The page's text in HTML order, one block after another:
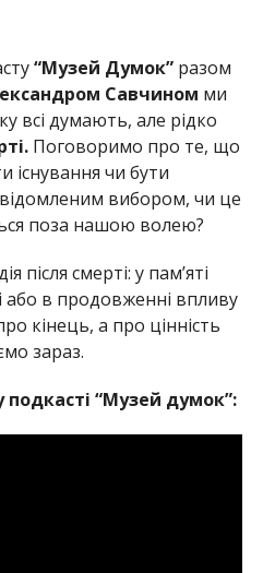
“Музей Думок” разом
Савчином ми
всі думають, але рідко
Поговоримо про те, що
чи бути
вибором, чи це
поза нашою волею?
після смерті: у пам’яті
або в продовженні впливу
кінець, а про цінність
зараз.
“Музей думок”: